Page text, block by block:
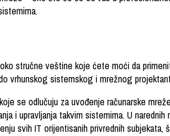
stručne veštine koje ćete moći da
vrhunskog sistemskog i mrežnog
se odlučuju za uvođenje računarske
i upravljanja takvim sistemima. U
svih IT orijentisanih privrednih